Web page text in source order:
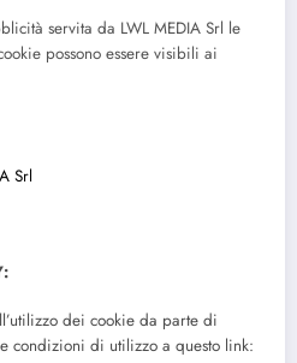
servita da LWL MEDIA Srl le
possono essere visibili ai
Srl
dei cookie da parte di
condizioni di utilizzo a questo link: